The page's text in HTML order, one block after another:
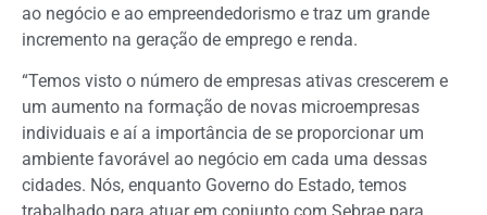
ao negócio e ao empreendedorismo e traz um grande
incremento na geração de emprego e renda.
“Temos visto o número de empresas ativas crescerem e
um aumento na formação de novas microempresas
individuais e aí a importância de se proporcionar um
ambiente favorável ao negócio em cada uma dessas
cidades. Nós, enquanto Governo do Estado, temos